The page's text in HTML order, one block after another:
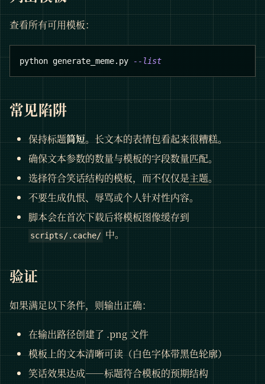
查看所有可用模板：
python generate_meme.py --list
常见陷阱
保持标题简短。长文本的表情包看起来很糟糕。
确保文本参数的数量与模板的字段数量匹配。
选择符合笑话结构的模板，而不仅仅是主题。
不要生成仇恨、辱骂或个人针对性内容。
脚本会在首次下载后将模板图像缓存到
scripts/.cache/ 中。
验证
如果满足以下条件，则输出正确：
在输出路径创建了 .png 文件
模板上的文本清晰可读（白色字体带黑色轮廓）
笑话效果达成——标题符合模板的预期结构